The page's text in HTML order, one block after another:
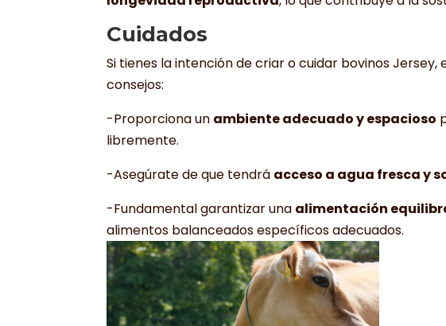
Cuidados
Si tienes la intención de criar o cuidar bovinos
consejos:
-Proporciona un ambiente adecuado y espacioso
libremente.
-Asegúrate de que tendrá acceso a agua fresca y
-Fundamental garantizar una alimentación
alimentos balanceados específicos adecuados.